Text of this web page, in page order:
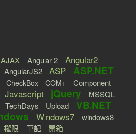
AJAX Angular 2
Angular2
AngularJS2 ASP ASP.NET
CheckBox COM+ Component
Javascript jQuery
MSSQL
TechDays Upload VB.NET
Windows7
windows8
權限 筆記 開箱